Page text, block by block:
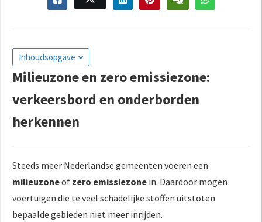
Inhoudsopgave
Milieuzone en zero emissiezone:
verkeersbord en onderborden
herkennen
Steeds meer Nederlandse gemeenten voeren een
milieuzoneof zero emissiezone in. Daardoor mogen
voertuigen die te veel schadelijke stoffen uitstoten
bepaalde gebieden niet meer inrijden.